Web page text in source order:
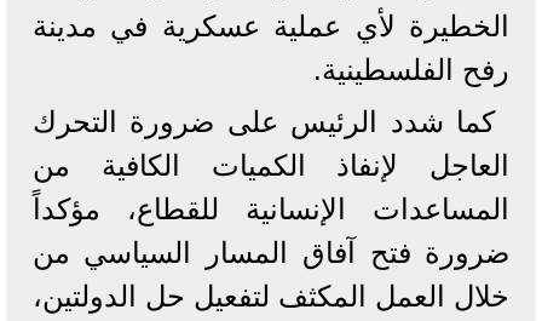
الخطيرة لأي عملية عسكرية في مدينة
رفح الفلسطينية.
كما شدد الرئيس على ضرورة التحرك
العاجل لإنفاذ الكميات الكافية من
المساعدات الإنسانية للقطاع، مؤكداً
ضرورة فتح آفاق المسار السياسي من
خلال العمل المكثف لتفعيل حل الدولتين،